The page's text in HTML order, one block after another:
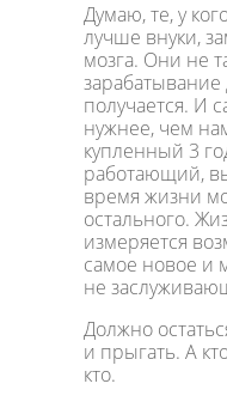
Думаю, те, у
лучше внуки,
мозга. Они не
зарабатывание
получается. И
нужнее, чем
купленный 3
работающий,
время жизни
остального.
измеряется
самое новое и
не
Должно
и прыгать. А
кто.